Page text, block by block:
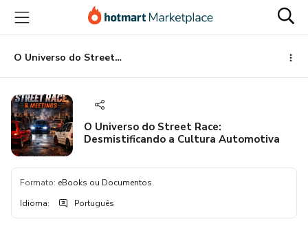
para
conteúdo
principal
para
pagamento
para
rodapé
O Universo do Street Race: Desmistificando a Cultura Automotiva
O Universo do Street Race:
Desmistificando a Cultura Automotiva
Formato: eBooks ou Documentos
Idioma: Português